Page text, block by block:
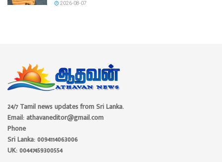
2026-08-07
24/7 Tamil news updates from Sri Lanka.
Email: athavaneditor@gmail.com
Phone
Sri Lanka: 0094114063006
UK: 00447459300554